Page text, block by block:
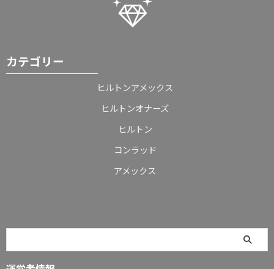
カテゴリー
ヒルトンアメックス
ヒルトンオナーズ
ヒルトン
コンラッド
アメックス